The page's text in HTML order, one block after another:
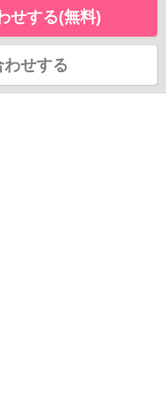
せする(無料)
わせする